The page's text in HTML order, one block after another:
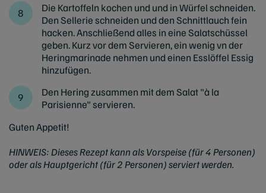
Die Kartoffeln kochen und und in Würfel schneiden.
Den Sellerie schneiden und den Schnittlauch fein
hacken. Anschließend alles in eine Salatschüssel
geben. Kurz vor dem Servieren, ein wenig vn der
Heringmarinade nehmen und einen Esslöffel Essig
hinzufügen.
Den Hering zusammen mit dem Salat "à la
Parisienne" servieren.
Guten Appetit!
HINWEIS: Dieses Rezept kann als Vorspeise (für 4 Personen)
oder als Hauptgericht (für 2 Personen) serviert werden.